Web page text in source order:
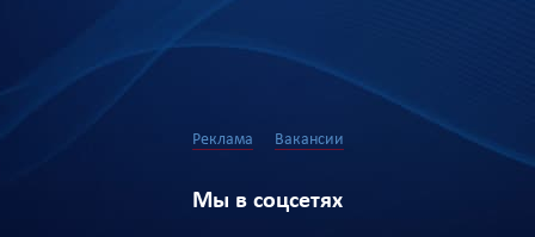
Реклама Вакансии
Мы в соцсетях